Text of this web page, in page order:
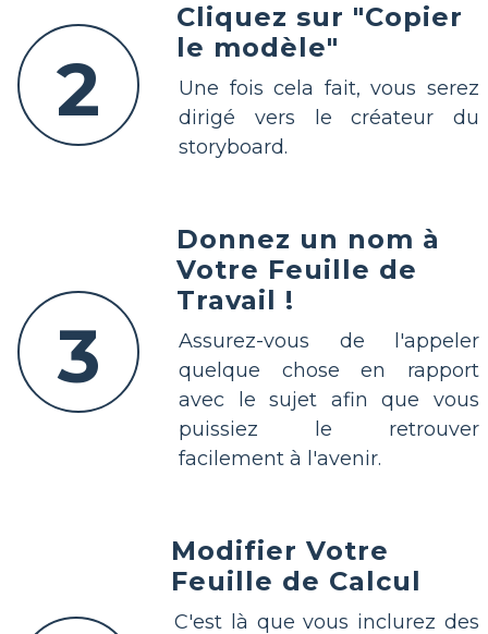
2
Cliquez sur "Copier
le modèle"
Une fois cela fait, vous serez
dirigé vers le créateur du
storyboard.
3
Donnez un nom à
Votre Feuille de
Travail !
Assurez-vous de l'appeler
quelque chose en rapport
avec le sujet afin que vous
puissiez le retrouver
facilement à l'avenir.
Modifier Votre
Feuille de Calcul
C'est là que vous inclurez des